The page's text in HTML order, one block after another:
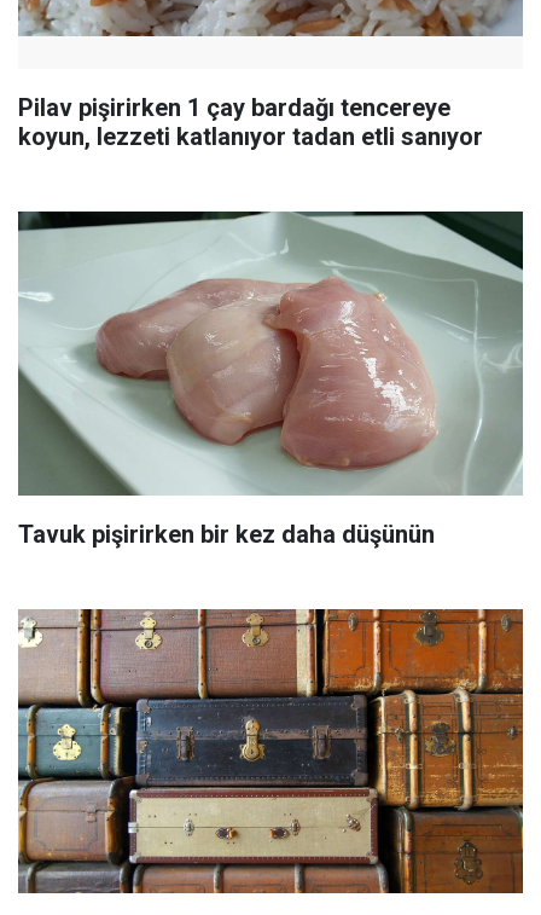
Pilav pişirirken 1 çay bardağı tencereye
koyun, lezzeti katlanıyor tadan etli sanıyor
Tavuk pişirirken bir kez daha düşünün